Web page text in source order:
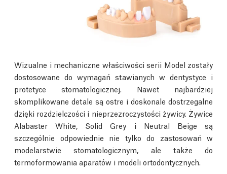
Wizualne i mechaniczne właściwości serii Model zostały
dostosowane do wymagań stawianych w dentystyce i
protetyce stomatologicznej. Nawet najbardziej
skomplikowane detale są ostre i doskonale dostrzegalne
dzięki rozdzielczości i nieprzezroczystości żywicy. Żywice
Alabaster White, Solid Grey i Neutral Beige są
szczególnie odpowiednie nie tylko do zastosowań w
modelarstwie stomatologicznym, ale także do
termoformowania aparatów i modeli ortodontycznych.